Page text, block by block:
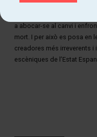
intencionat a l’inesperat, a
a abocar-se al canvi i
mort. I per això es posa en
creadores més irreverents
escèniques de l’Estat